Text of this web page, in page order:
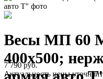
Весы МП 60
400х500;
7 790 руб.
Актуальность цены